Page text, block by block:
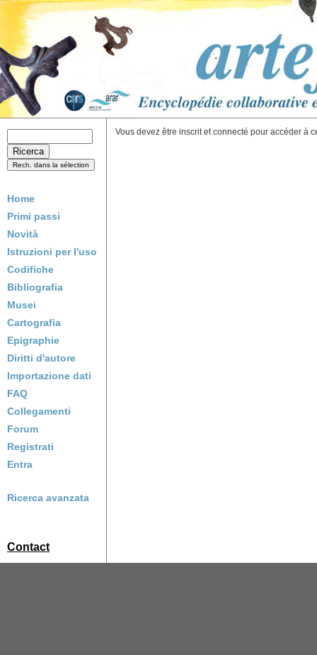
Home
Primi passi
Novità
Istruzioni per l'uso
Codifiche
Bibliografia
Musei
Cartografia
Epigraphie
Diritti d'autore
Importazione dati
FAQ
Collegamenti
Forum
Registrati
Entra
Ricerca avanzata
Contact
Vous devez être inscrit et connecté pour accéder à